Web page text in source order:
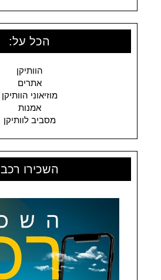
הכל על:
הוותיקן
אתרים
מוזיאוני הוותיקן
אמנות
מסביב לוותיקן
השכירו רכב